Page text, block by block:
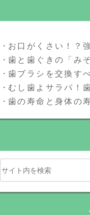
お口がくさい！？
歯と歯ぐきの「み
歯ブラシを交換す
むし歯よサラバ！
歯の寿命と身体の